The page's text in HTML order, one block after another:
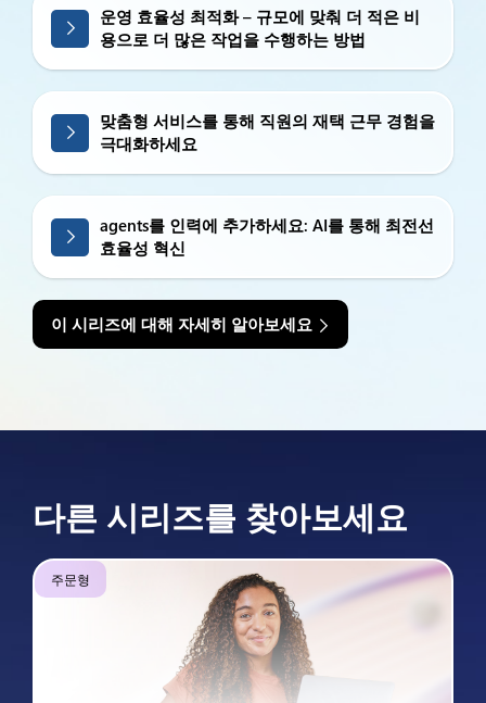
운영 효율성 최적화 – 규모에 맞춰 더 적은 비
용으로 더 많은 작업을 수행하는 방법
맞춤형 서비스를 통해 직원의 재택 근무 경험을
극대화하세요
agents를 인력에 추가하세요: AI를 통해 최전선
효율성 혁신
이 시리즈에 대해 자세히 알아보세요
다른 시리즈를 찾아보세요
주문형